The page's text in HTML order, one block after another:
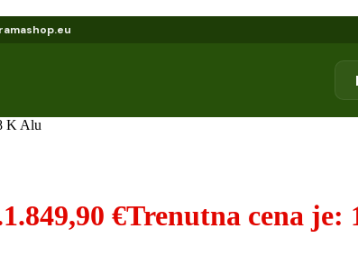
K Alu
1.849,90 €Trenutna cena je: